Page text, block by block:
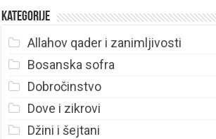
Kategorije
Allahov qader i zanimljivosti
Bosanska sofra
Dobročinstvo
Dove i zikrovi
Džini i šejtani